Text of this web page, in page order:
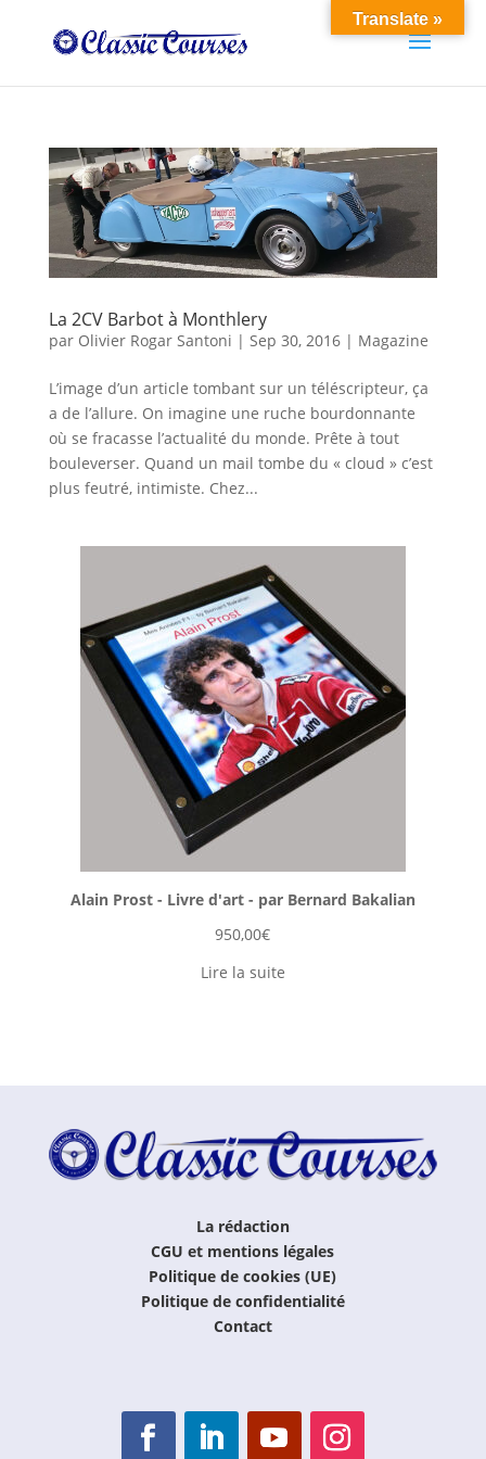
La 2CV Barbot à Monthlery
par Olivier Rogar Santoni | Sep 30, 2016| Magazine
L’image d’un article tombant sur un téléscripteur, ça
a de l’allure. On imagine une ruche bourdonnante
où se fracasse l’actualité du monde. Prête à tout
bouleverser. Quand un mail tombe du « cloud » c’est
plus feutré, intimiste. Chez...
Alain Prost - Livre d'art - par Bernard Bakalian
950,00€
Lire la suite
La rédaction
CGU et mentions légales
Politique de cookies (UE)
Politique de confidentialité
Contact
Translate »